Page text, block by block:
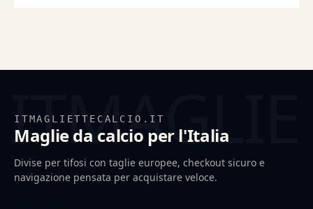
ITMAGLIETTECALCIO.IT
Maglie da calcio per l'Italia
Divise per tifosi con taglie europee, checkout sicuro e
navigazione pensata per acquistare veloce.